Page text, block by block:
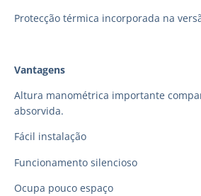
Protecção térmica incorporada na
Vantagens
Altura manométrica importante
absorvida.
Fácil instalação
Funcionamento silencioso
Ocupa pouco espaço